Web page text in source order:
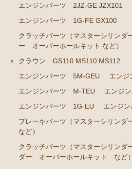
ーズシリンダー オーバーホー
ステアリングパーツ（各種リペ
ツ ラックエンド タイロッド
燃料パーツ（ポンプ フィルタ
ーゲージなど）
ウエザーストリップ
カローラ スプリンター カロー
80年代、90年代その他
クラッチパーツ（マスターシ
ーズシリンダー オーバーホー
エンジンパーツ 2JZ-GE JZX101
エンジンパーツ 1G-FE GX100
クラッチパーツ（マスターシリン
ー オーバーホールキット など）
クラウン GS110 MS110 MS112
エンジンパーツ 5M-GEU
エン
エンジンパーツ M-TEU
エンジ
エンジンパーツ 1G-EU
エンジ
ブレーキパーツ（マスターシリン
など）
クラッチパーツ（マスターシリンダ
ダー オーバーホールキット など）